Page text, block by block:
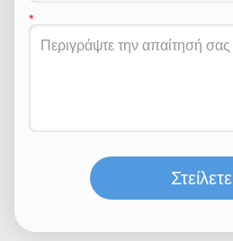
Στείλετε